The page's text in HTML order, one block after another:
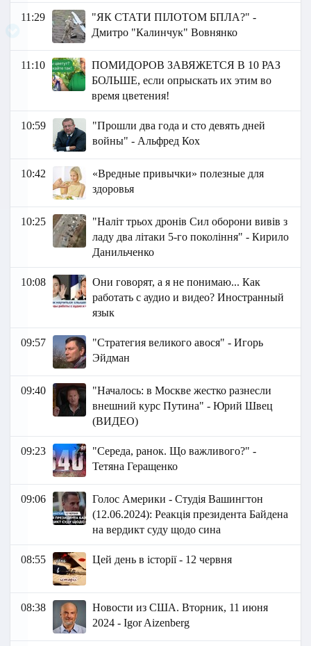
11:29
"ЯК СТАТИ ПІЛОТОМ БПЛА?" -
Дмитро "Калинчук" Вовнянко
11:10
ПОМИДОРОВ ЗАВЯЖЕТСЯ В 10 РАЗ
БОЛЬШЕ, если опрыскать их этим во
время цветения!
10:59
"Прошли два года и сто девять дней
войны" - Альфред Кох
10:42
«Вредные привычки» полезные для
здоровья
10:25
"Наліт трьох дронів Сил оборони вивів з
ладу два літаки 5-го покоління" - Кирило
Данильченко
10:08
Они говорят, а я не понимаю... Как
работать с аудио и видео? Иностранный
язык
09:57
"Стратегия великого авося" - Игорь
Эйдман
09:40
"Началось: в Москве жестко разнесли
внешний курс Путина" - Юрий Швец
(ВИДЕО)
09:23
"Середа, ранок. Що важливого?" -
Тетяна Геращенко
09:06
Голос Америки - Студія Вашингтон
(12.06.2024): Реакція президента Байдена
на вердикт суду щодо сина
08:55 Цей день в історії - 12 червня
08:38
Новости из США. Вторник, 11 июня
2024 - Igor Aizenberg